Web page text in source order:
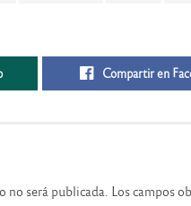
Compartir en
no será publicada. Los campos